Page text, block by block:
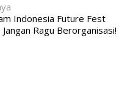
Indonesia Future Fest
Ragu Berorganisasi!